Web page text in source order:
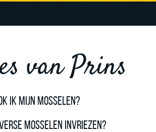
van Prins
ik mijn mosselen?
mosselen invriezen?